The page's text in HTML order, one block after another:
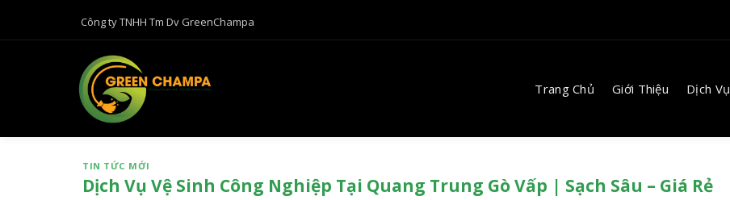
Công ty TNHH Tm Dv GreenChampa
Trang Chủ Giới Thiệu Dịch Vụ
TIN TỨC MỚI
Dịch Vụ Vệ Sinh Công Nghiệp Tại Quang Trung Gò Vấp | Sạch Sâu – Giá Rẻ